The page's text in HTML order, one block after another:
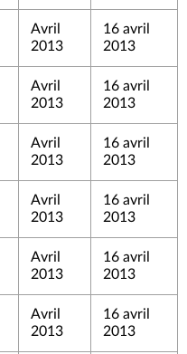
Avril
2013
16 avril
2013
Avril
2013
16 avril
2013
Avril
2013
16 avril
2013
Avril
2013
16 avril
2013
Avril
2013
16 avril
2013
Avril
2013
16 avril
2013